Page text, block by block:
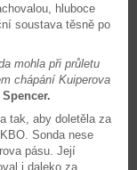
hluboce
soustava těsně po
mohla při průletu
chápání Kuiperova
tak, aby doletěla za
Sonda nese
pásu. Její
i daleko za